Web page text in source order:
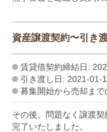
資産譲渡契約〜引き
賃貸借契約締結日:
引き渡し日: 2021-01-
募集開始から売却まで
その後、問題なく譲渡
完了いたしました。